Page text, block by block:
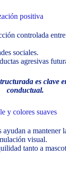
positiva
controlada
sociales.
agresivas
es clave
conductual.
y colores suaves
ayudan a mantener
visual.
tanto a